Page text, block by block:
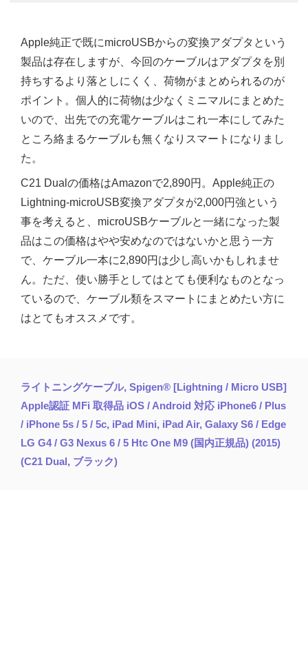
Apple純正で既にmicroUSBからの変換アダプタという
製品は存在しますが、今回のケーブルはアダプタを別
持ちするより落としにくく、荷物がまとめられるのが
ポイント。個人的に荷物は少なくミニマルにまとめた
いので、出先での充電ケーブルはこれ一本にしてみた
ところ絡まるケーブルも無くなりスマートになりまし
た。
C21 Dualの価格はAmazonで2,890円。Apple純正の
Lightning-microUSB変換アダプタが2,000円強という
事を考えると、microUSBケーブルと一緒になった製
品はこの価格はやや安めなのではないかと思う一方
で、ケーブル一本に2,890円は少し高いかもしれませ
ん。ただ、使い勝手としてはとても便利なものとなっ
ているので、ケーブル類をスマートにまとめたい方に
はとてもオススメです。
ライトニングケーブル, Spigen® [Lightning / Micro USB]
Apple認証 MFi 取得品 iOS / Android 対応 iPhone6 / Plus
/ iPhone 5s / 5 / 5c, iPad Mini, iPad Air, Galaxy S6 / Edge
LG G4 / G3 Nexus 6 / 5 Htc One M9 (国内正規品) (2015)
(C21 Dual, ブラック)